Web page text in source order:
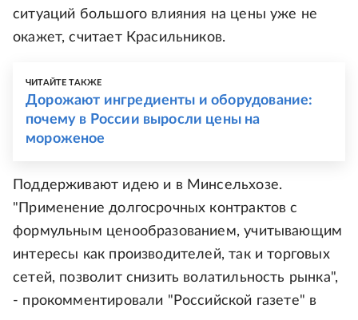
ситуаций большого влияния на цены уже не
окажет, считает Красильников.
ЧИТАЙТЕ ТАКЖЕ
Дорожают ингредиенты и оборудование:
почему в России выросли цены на
мороженое
Поддерживают идею и в Минсельхозе.
"Применение долгосрочных контрактов с
формульным ценообразованием, учитывающим
интересы как производителей, так и торговых
сетей, позволит снизить волатильность рынка",
- прокомментировали "Российской газете" в